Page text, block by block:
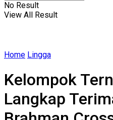
No Result
View All Result
Home Lingga
Kelompok
Langkap